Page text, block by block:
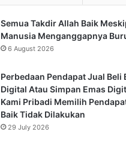
Semua Takdir Allah Baik
Manusia Menganggapnya
6 August 2026
Perbedaan Pendapat Jual Beli
Digital Atau Simpan Emas
Kami Pribadi Memilih
Baik Tidak Dilakukan
29 July 2026